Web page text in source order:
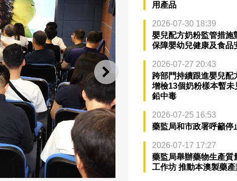
下一則
用產品
2026-07-30 18:39
嬰兒配方奶粉監管措
保障嬰幼兒健康及食品
2026-07-27 20:43
跨部門持續跟進嬰兒配
增檢13個奶粉樣本暫
鉛中毒
2026-07-25 16:53
藥監局和市政署呼籲停
2026-07-17 17:27
藥監局舉辦藥物生產質
工作坊 推動本澳製藥